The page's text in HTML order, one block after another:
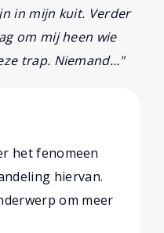
in mijn kuit. Verder
om mij heen wie
trap. Niemand…"
het fenomeen
hiervan.
om meer